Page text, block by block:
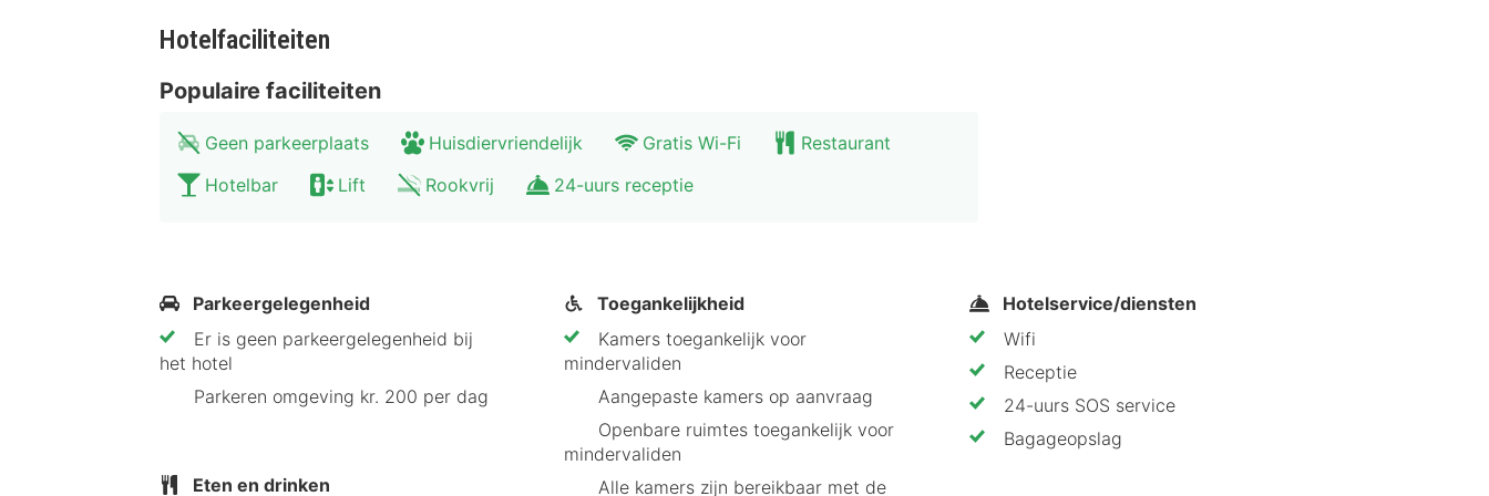
Hotelfaciliteiten
Populaire faciliteiten
Geen parkeerplaats Huisdiervriendelijk Gratis Wi-Fi
Restaurant
Hotelbar
Lift Rookvrij 24-uurs receptie
Parkeergelegenheid
het hotel
Parkeren omgeving kr. 200 per dag
Eten en drinken
Toegankelijkheid
mindervaliden
Aangepaste kamers op aanvraag
mindervaliden
Alle kamers zijn bereikbaar met de
Hotelservice/diensten
Wifi
Receptie
24-uurs SOS service
Bagageopslag